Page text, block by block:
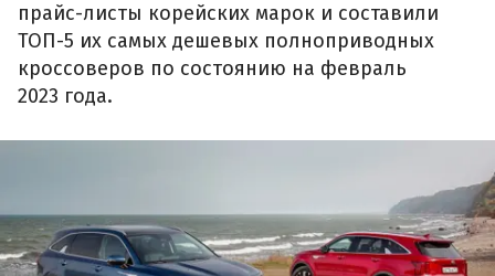
прайс-листы корейских марок и составили
ТОП-5 их самых дешевых полноприводных
кроссоверов по состоянию на февраль
2023 года.